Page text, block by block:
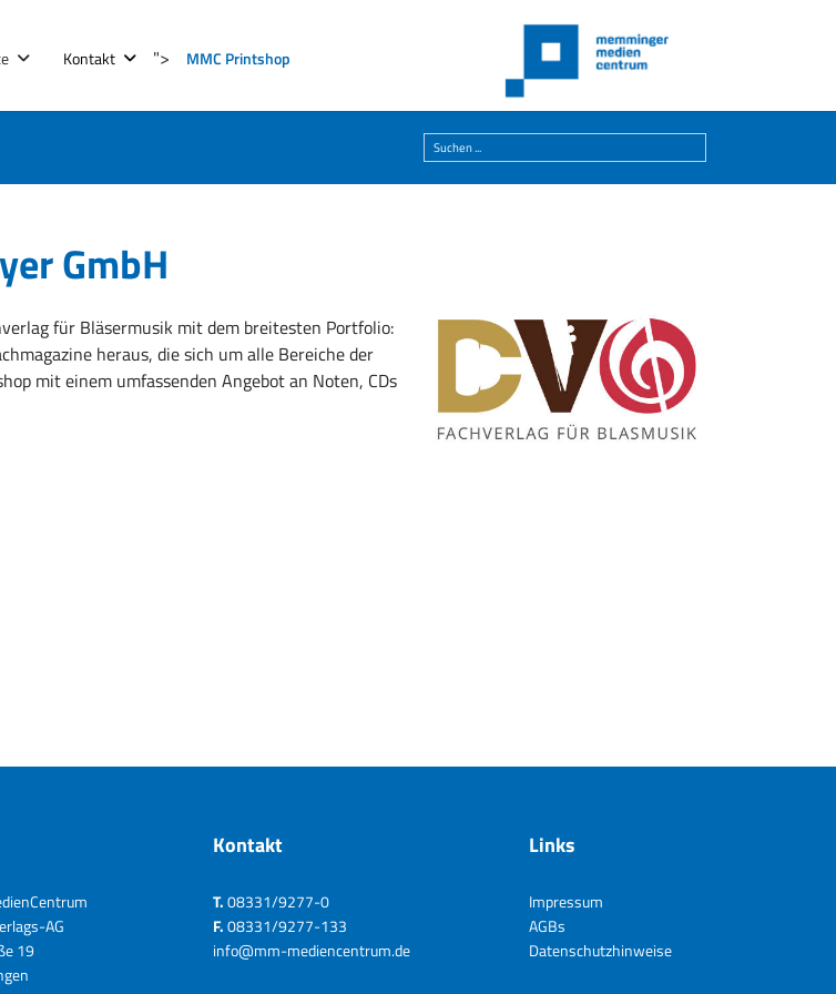
Kontakt "> MMC Printshop
Suchen
...
GmbH
für Bläsermusik mit dem breitesten Portfolio:
heraus, die sich um alle Bereiche der
mit einem umfassenden Angebot an Noten, CDs
AG
19
Kontakt
T.08331/9277-0
F.08331/9277-133
info@mm-mediencentrum.de
Links
Impressum
AGBs
Datenschutzhinweise